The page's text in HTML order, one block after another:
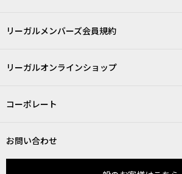
リーガルメンバーズ会員規約
リーガルオンラインショップ
コーポレート
お問い合わせ